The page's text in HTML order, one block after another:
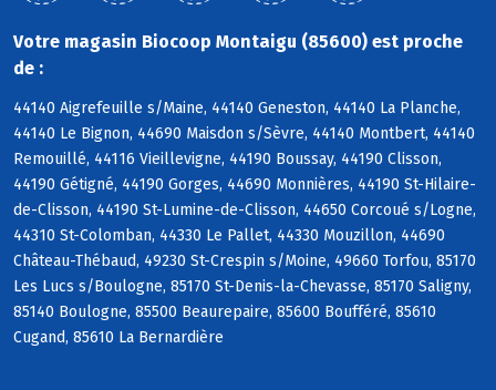
Votre magasin Biocoop Montaigu (85600) est proche
de :
44140 Aigrefeuille s/Maine, 44140 Geneston, 44140 La Planche,
44140 Le Bignon, 44690 Maisdon s/Sèvre, 44140 Montbert, 44140
Remouillé, 44116 Vieillevigne, 44190 Boussay, 44190 Clisson,
44190 Gétigné, 44190 Gorges, 44690 Monnières, 44190 St-Hilaire-
de-Clisson, 44190 St-Lumine-de-Clisson, 44650 Corcoué s/Logne,
44310 St-Colomban, 44330 Le Pallet, 44330 Mouzillon, 44690
Château-Thébaud, 49230 St-Crespin s/Moine, 49660 Torfou, 85170
Les Lucs s/Boulogne, 85170 St-Denis-la-Chevasse, 85170 Saligny,
85140 Boulogne, 85500 Beaurepaire, 85600 Boufféré, 85610
Cugand, 85610 La Bernardière